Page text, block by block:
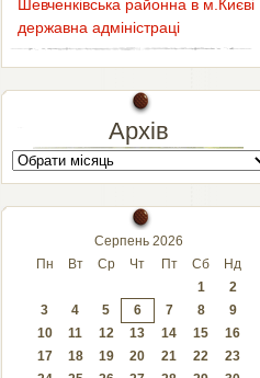
Шевченківська районна в м.Києві
державна адміністраці
Архів
Серпень 2026
Пн
Вт Ср Чт Пт Сб
Нд
1
2
3
4 5 6 7 8
9
10
11 12 13 14 15
16
17
18 19 20 21 22
23